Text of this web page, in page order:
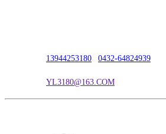
13944253180 0432-64824939
YL3180@163.COM